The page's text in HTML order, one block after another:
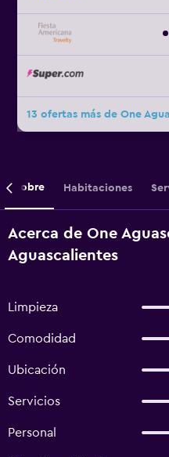
13 ofertas más de One
Sobre Habitaciones
Acerca de One
Aguascalientes
Limpieza
Comodidad
Ubicación
Servicios
Personal